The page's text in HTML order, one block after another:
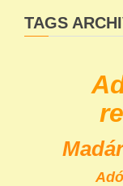
TAGS